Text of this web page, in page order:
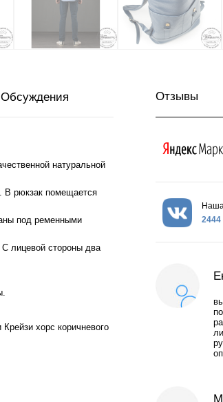
Обсуждения
натуральной
В рюкзак помещается
под ременными
лицевой стороны два
хорс коричневого
Отзывы
Наша
2444